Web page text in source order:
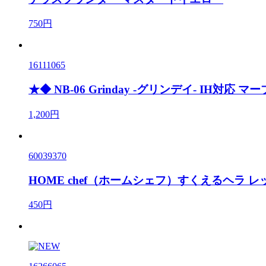
750円
16111065
★◆ NB-06 Grinday -グリンデイ- IH対応 マー
1,200円
60039370
HOME chef（ホームシェフ）すくえるヘラ レ
450円